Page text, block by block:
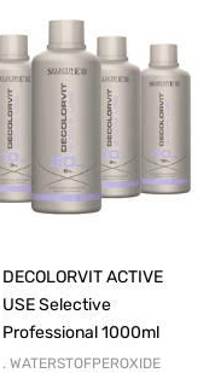
DECOLORVIT ACTIVE
USE Selective
Professional 1000ml
. WATERSTOFPEROXIDE
heeft
Deze
optie
kan
op